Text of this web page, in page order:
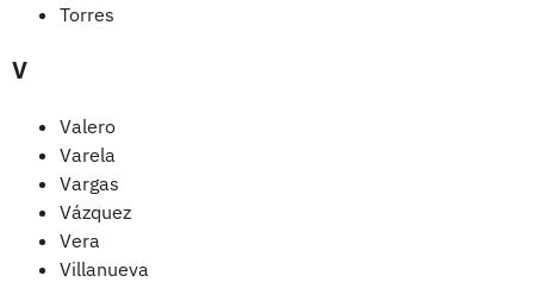
Torres
V
Valero
Varela
Vargas
Vázquez
Vera
Villanueva